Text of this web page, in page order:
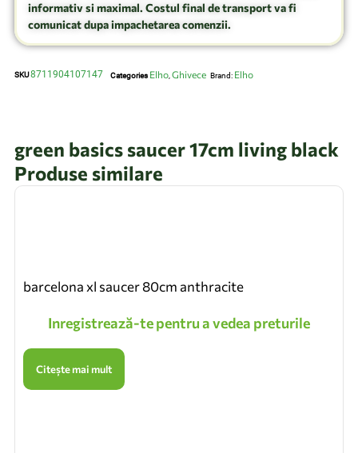
informativ si maximal. Costul final de transport va fi
comunicat dupa impachetarea comenzii.
SKU8711904107147 Categories Elho Ghivece Brand: Elho
green basics saucer 17cm living black
Produse similare
barcelona xl saucer 80cm anthracite
Inregistrează-te pentru a vedea preturile
Citește mai mult